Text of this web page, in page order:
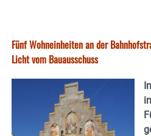
Fünf Wohneinheiten an der
Licht vom Bauausschuss